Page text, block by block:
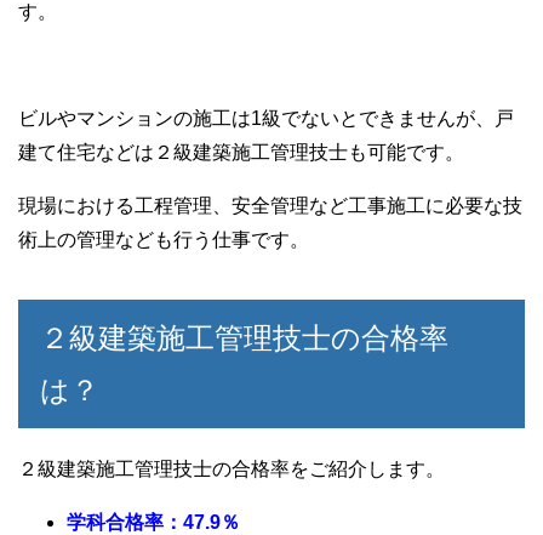
す。
ビルやマンションの施工は1級でないとできませんが、戸
建て住宅などは２級建築施工管理技士も可能です。
現場における工程管理、安全管理など工事施工に必要な技
術上の管理なども行う仕事です。
２級建築施工管理技士の合格率
は？
２級建築施工管理技士の合格率をご紹介します。
学科合格率：47.9％